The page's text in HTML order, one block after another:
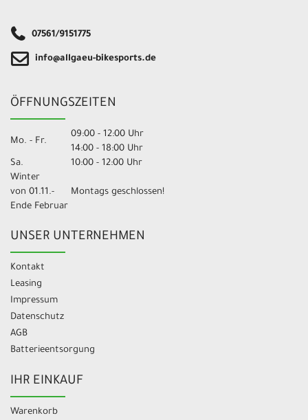
07561/9151775
info@allgaeu-bikesports.de
ÖFFNUNGSZEITEN
Mo. - Fr.
09:00 - 12:00 Uhr
14:00 - 18:00 Uhr
Sa.
10:00 - 12:00 Uhr
Winter
von 01.11.-
Ende Februar
Montags geschlossen!
UNSER UNTERNEHMEN
Kontakt
Leasing
Impressum
Datenschutz
AGB
Batterieentsorgung
IHR EINKAUF
Warenkorb